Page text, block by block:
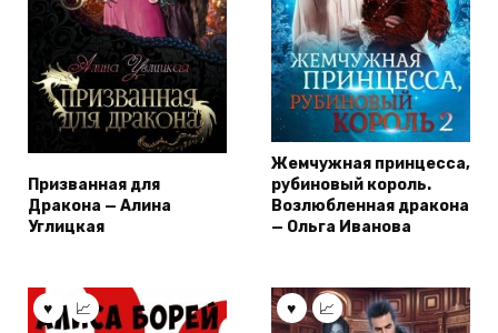
Призванная для
Дракона — Алина
Углицкая
Жемчужная принцесса,
рубиновый король.
Возлюбленная дракона
— Ольга Иванова